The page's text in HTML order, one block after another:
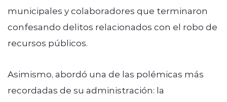
municipales y colaboradores que terminaron
confesando delitos relacionados con el robo de
recursos públicos.
Asimismo, abordó una de las polémicas más
recordadas de su administración: la